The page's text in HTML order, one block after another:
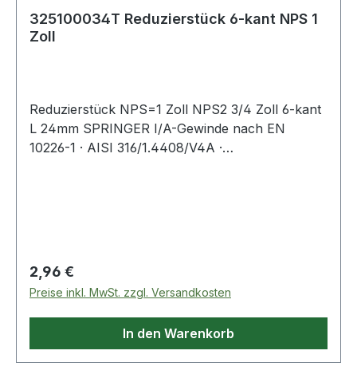
325100034T Reduzierstück 6-kant NPS 1
Zoll
Reduzierstück NPS=1 Zoll NPS2 3/4 Zoll 6-kant
L 24mm SPRINGER I/A-Gewinde nach EN
10226-1 · AISI 316/1.4408/V4A ·
Regulärer Preis:
2,96 €
Preise inkl. MwSt. zzgl. Versandkosten
In den Warenkorb